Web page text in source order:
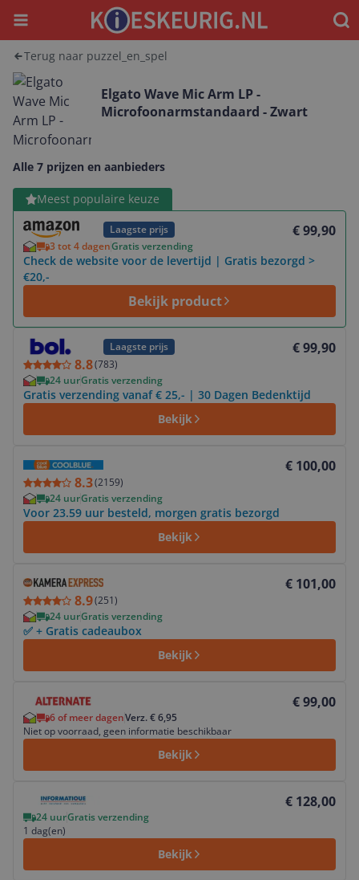
Menu
Terug naar puzzel_en_spel
Elgato Wave Mic Arm LP -
Microfoonarmstandaard - Zwart
Alle 7 prijzen en aanbieders
Meest populaire keuze
Laagste prijs € 99,90
3 tot 4 dagenGratis verzending
Check de website voor de levertijd | Gratis bezorgd >
€20,-
Bekijk product
Bekijk product
Laagste prijs
8.8(783)
€ 99,90
24 uurGratis verzending
Gratis verzending vanaf € 25,- | 30 Dagen Bedenktijd
Bekijk
Bekijk product
8.3(2159)
€ 100,00
24 uurGratis verzending
Voor 23.59 uur besteld, morgen gratis bezorgd
Bekijk
8.9(251)
€ 101,00
24 uurGratis verzending
✅ + Gratis cadeaubox
Bekijk
€ 99,00
6 of meer dagenVerz. € 6,95
Niet op voorraad, geen informatie beschikbaar
Bekijk
€ 128,00
24 uurGratis verzending
1 dag(en)
Bekijk